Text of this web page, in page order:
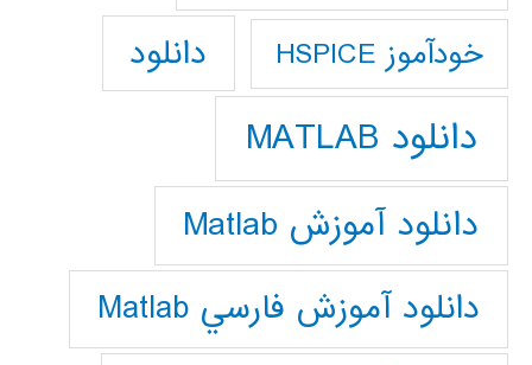
خودآموز HSPICE دانلود
دانلود MATLAB
دانلود آموزش Matlab
دانلود آموزش فارسي Matlab